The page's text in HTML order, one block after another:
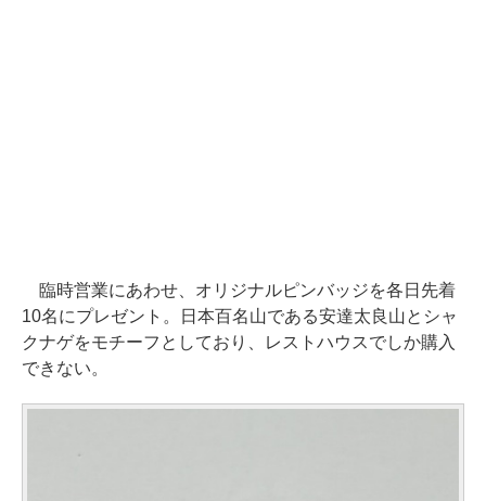
臨時営業にあわせ、オリジナルピンバッジを各日先着
10名にプレゼント。日本百名山である安達太良山とシャ
クナゲをモチーフとしており、レストハウスでしか購入
できない。